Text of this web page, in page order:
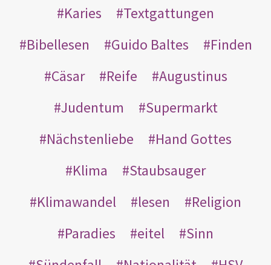
Karies
Textgattungen
Bibellesen
Guido Baltes
Finden
Cäsar
Reife
Augustinus
Judentum
Supermarkt
Nächstenliebe
Hand Gottes
Klima
Staubsauger
Klimawandel
lesen
Religion
Paradies
eitel
Sinn